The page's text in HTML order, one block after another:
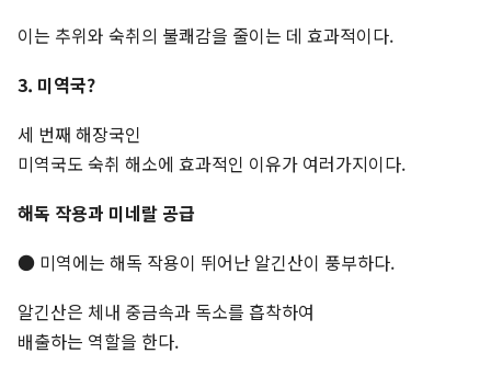
이는 추위와 숙취의 불쾌감을 줄이는 데 효과적이다.
3. 미역국?
세 번째 해장국인
미역국도 숙취 해소에 효과적인 이유가 여러가지이다.
해독 작용과 미네랄 공급
● 미역에는 해독 작용이 뛰어난 알긴산이 풍부하다.
알긴산은 체내 중금속과 독소를 흡착하여
배출하는 역할을 한다.